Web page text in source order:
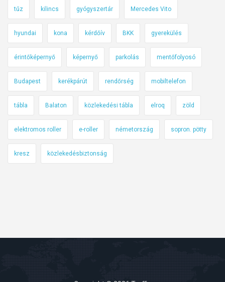
tűz kilincs gyógyszertár Mercedes Vito
hyundai kona kérdőív BKK gyerekülés
érintőképernyő képernyő parkolás mentőfolyosó
Budapest kerékpárút rendőrség mobiltelefon
tábla Balaton közlekedési tábla elroq zöld
elektromos roller e-roller németország sopron. pötty
kresz közlekedésbiztonság